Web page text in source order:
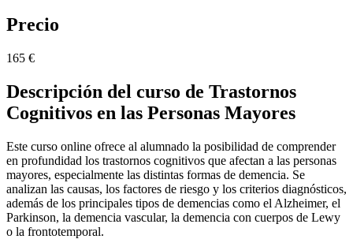
Precio
165 €
Descripción del curso de Trastornos
Cognitivos en las Personas Mayores
Este curso online ofrece al alumnado la posibilidad de comprender
en profundidad los trastornos cognitivos que afectan a las personas
mayores, especialmente las distintas formas de demencia. Se
analizan las causas, los factores de riesgo y los criterios diagnósticos,
además de los principales tipos de demencias como el Alzheimer, el
Parkinson, la demencia vascular, la demencia con cuerpos de Lewy
o la frontotemporal.